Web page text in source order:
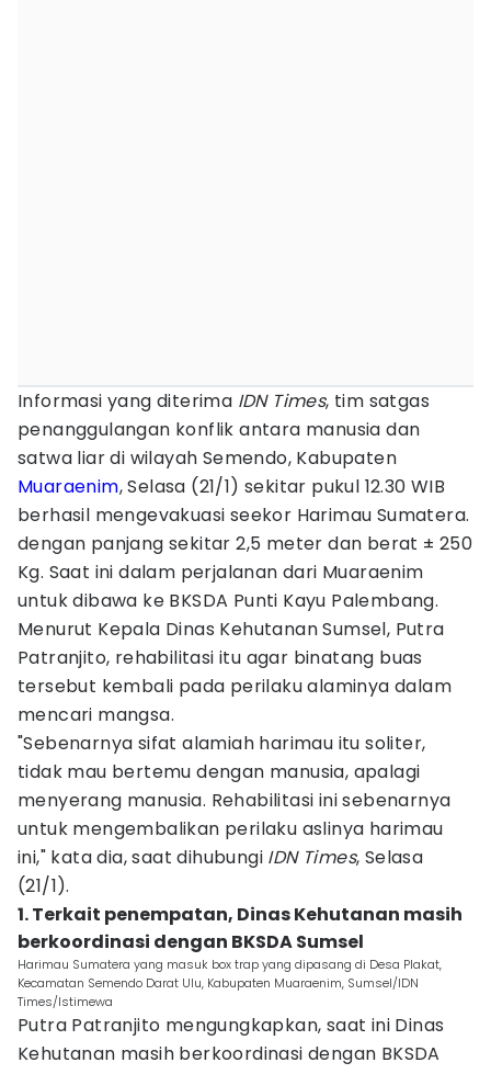
Informasi yang diterima IDN Times, tim satgas
penanggulangan konflik antara manusia dan
satwa liar di wilayah Semendo, Kabupaten
Muaraenim, Selasa (21/1) sekitar pukul 12.30 WIB
berhasil mengevakuasi seekor Harimau Sumatera.
dengan panjang sekitar 2,5 meter dan berat ± 250
Kg. Saat ini dalam perjalanan dari Muaraenim
untuk dibawa ke BKSDA Punti Kayu Palembang.
Menurut Kepala Dinas Kehutanan Sumsel, Putra
Patranjito, rehabilitasi itu agar binatang buas
tersebut kembali pada perilaku alaminya dalam
mencari mangsa.
"Sebenarnya sifat alamiah harimau itu soliter,
tidak mau bertemu dengan manusia, apalagi
menyerang manusia. Rehabilitasi ini sebenarnya
untuk mengembalikan perilaku aslinya harimau
ini," kata dia, saat dihubungi IDN Times, Selasa
(21/1).
1. Terkait penempatan, Dinas Kehutanan masih
berkoordinasi dengan BKSDA Sumsel
Harimau Sumatera yang masuk box trap yang dipasang di Desa Plakat,
Kecamatan Semendo Darat Ulu, Kabupaten Muaraenim, Sumsel/IDN
Times/Istimewa
Putra Patranjito mengungkapkan, saat ini Dinas
Kehutanan masih berkoordinasi dengan BKSDA